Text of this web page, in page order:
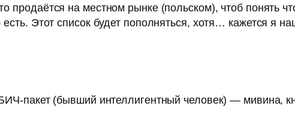
продаётся на местном рынке (польском), чтоб понять
Этот список будет пополняться, хотя… кажется я
пакет (бывший интеллигентный человек) — мивина,